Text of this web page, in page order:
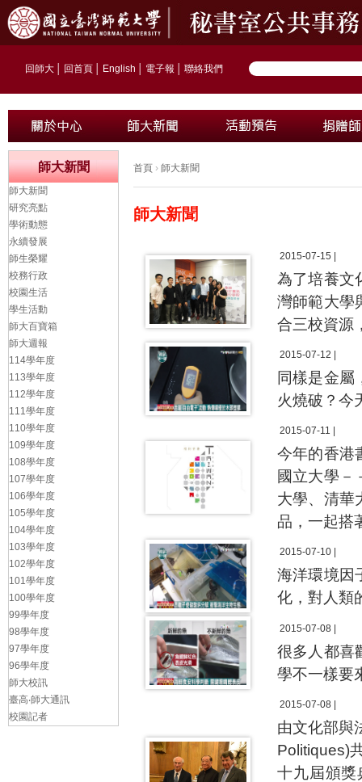
回師大 回首頁 English 電子報 聯絡我們
首頁 › 師大新聞
師大新聞
2015-07-15 |
為了培養文
灣師範大學
合三校資源
2015-07-12 |
同樣是金屬
火燒破？今
2015-07-11 |
今年的香港
國立大學－
大學、清
品，一起搭
2015-07-10 |
海洋環境因
化，對人類
2015-07-08 |
很多人都喜
學不一樣要
2015-07-08 |
由文化部與
Politiques)
十九屆頒獎
師大新聞
師大新聞
研究亮點
學術動態
永續發展
師生榮耀
校務行政
校園生活
學生活動
師大百寶箱
師大週報
114學年度
113學年度
112學年度
111學年度
110學年度
109學年度
108學年度
107學年度
106學年度
105學年度
104學年度
103學年度
102學年度
101學年度
100學年度
99學年度
98學年度
97學年度
96學年度
師大校訊
臺高‧師大通訊
校園記者